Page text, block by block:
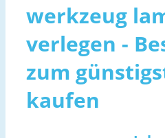
werkzeug
verlegen -
zum
kaufen